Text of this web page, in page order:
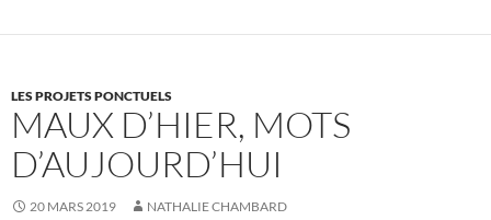
LES PROJETS PONCTUELS
MAUX D’HIER, MOTS
D’AUJOURD’HUI
20 MARS 2019 NATHALIE CHAMBARD